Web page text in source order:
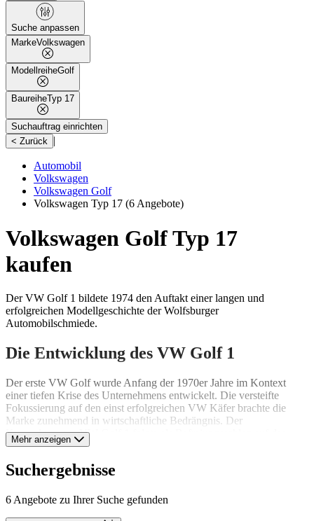
Suche anpassen
MarkeVolkswagen
ModellreiheGolf
BaureiheTyp 17
Suchauftrag einrichten
< Zurück |
Automobil
Volkswagen
Volkswagen Golf
Volkswagen Typ 17 (6 Angebote)
Volkswagen Golf Typ 17
kaufen
Der VW Golf 1 bildete 1974 den Auftakt einer langen und
erfolgreichen Modellgeschichte der Wolfsburger
Automobilschmiede.
Die Entwicklung des VW Golf 1
Der erste VW Golf wurde Anfang der 1970er Jahre im Kontext
einer tiefen Krise des Unternehmens entwickelt. Die versteifte
Fokussierung auf den einst erfolgreichen VW Käfer brachte die
Marke zunehmend in wirtschaftliche Bedrängnis. Der
Kompaktwagen VW Golf 1 folgte als Befreiungsschlag auf das
Modell VW 1303 und leitete bei VW ein neues Zeitalter ein. Das
Frontantriebs umgestellt, wie es die Konkurrenz im
Karosseriedesign verantwortlich war Giorgio Giugiaro, der die bis
heute charakteristische Form des Modells prägte. Dank eines quer
Mehr anzeigen
Suchergebnisse
6 Angebote zu Ihrer Suche gefunden